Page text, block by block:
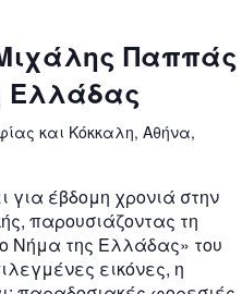
Παππάς
Ελλάδας
και Κόκκαλη, Αθήνα,
για έβδομη χρονιά στην
παρουσιάζοντας τη
Νήμα της Ελλάδας» του
εικόνες, η